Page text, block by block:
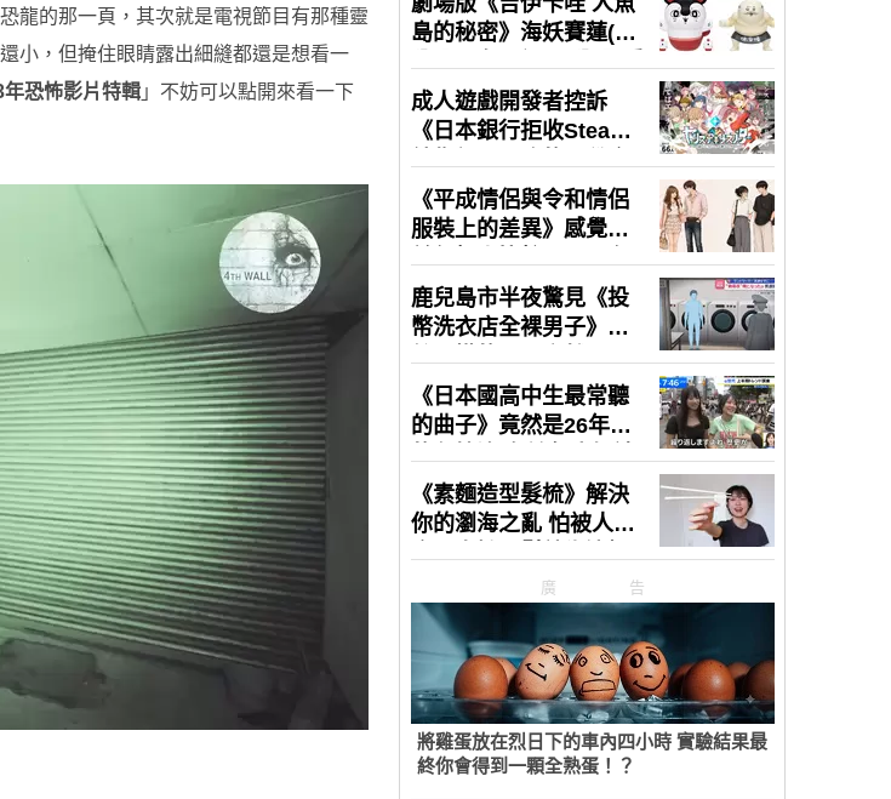
龍的那一頁，其次就是電視節目有那種靈
小，但掩住眼睛露出細縫都還是想看一
年恐怖影片特輯 」不妨可以點開來看一下
廣告
將雞蛋放在烈日下的車內四小時 實驗結果最
終你會得到一顆全熟蛋！？